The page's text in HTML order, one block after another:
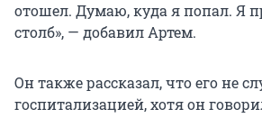
отошел. Думаю, куда я попал. Я
столб», — добавил Артем.
Он также рассказал, что его не
госпитализацией, хотя он